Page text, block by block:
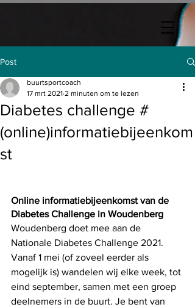
Post
Diabetes challenge #
(online)informatiebijeenkom
st
buurtsportcoach
17 mrt 2021 2 minuten om te lezen
Online informatiebijeenkomst van de
Diabetes Challenge in Woudenberg
Woudenberg doet mee aan de
Nationale Diabetes Challenge 2021.
Vanaf 1 mei (of zoveel eerder als
mogelijk is) wandelen wij elke week, tot
eind september, samen met een groep
deelnemers in de buurt. Je bent van